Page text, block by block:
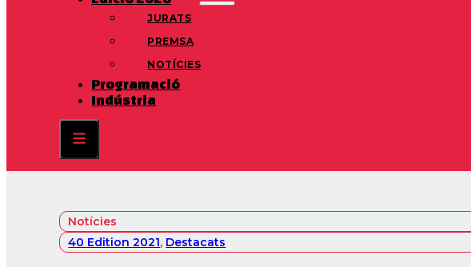
JURATS
PREMSA
NOTÍCIES
Programació
Indústria
Notícies
40 Edition 2021, Destacats